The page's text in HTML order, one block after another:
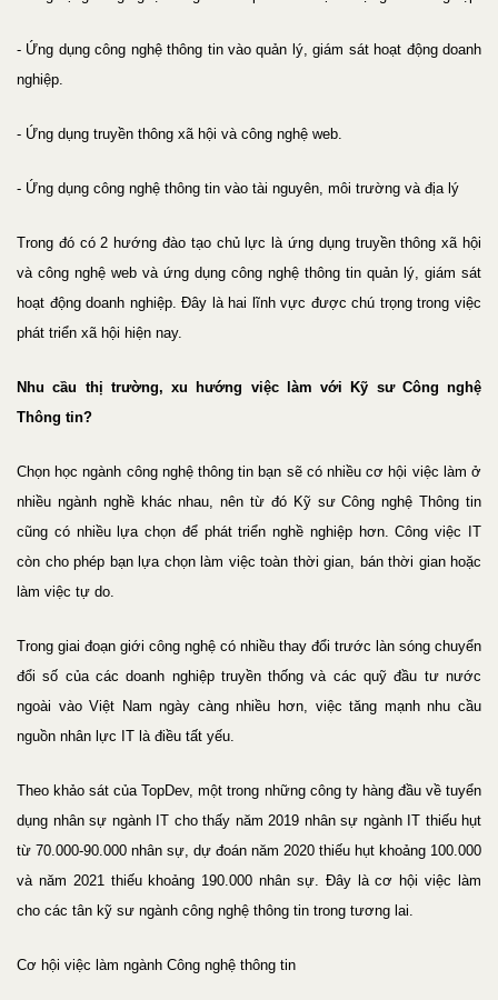
- Ứng dụng công nghệ thông tin vào quản lý, giám sát hoạt động doanh
nghiệp.
- Ứng dụng truyền thông xã hội và công nghệ web.
- Ứng dụng công nghệ thông tin vào tài nguyên, môi trường và địa lý
Trong đó có 2 hướng đào tạo chủ lực là ứng dụng truyền thông xã hội
và công nghệ web và ứng dụng công nghệ thông tin quản lý, giám sát
hoạt động doanh nghiệp. Đây là hai lĩnh vực được chú trọng trong việc
phát triển xã hội hiện nay.
Nhu cầu thị trường, xu hướng việc làm với Kỹ sư Công nghệ
Thông tin?
Chọn học ngành công nghệ thông tin bạn sẽ có nhiều cơ hội việc làm ở
nhiều ngành nghề khác nhau, nên từ đó Kỹ sư Công nghệ Thông tin
cũng có nhiều lựa chọn để phát triển nghề nghiệp hơn. Công việc IT
còn cho phép bạn lựa chọn làm việc toàn thời gian, bán thời gian hoặc
làm việc tự do.
Trong giai đoạn giới công nghệ có nhiều thay đổi trước làn sóng chuyển
đổi số của các doanh nghiệp truyền thống và các quỹ đầu tư nước
ngoài vào Việt Nam ngày càng nhiều hơn, việc tăng mạnh nhu cầu
nguồn nhân lực IT là điều tất yếu.
Theo khảo sát của TopDev, một trong những công ty hàng đầu về tuyển
dụng nhân sự ngành IT cho thấy năm 2019 nhân sự ngành IT thiếu hụt
từ 70.000-90.000 nhân sự, dự đoán năm 2020 thiếu hụt khoảng 100.000
và năm 2021 thiếu khoảng 190.000 nhân sự. Đây là cơ hội việc làm
cho các tân kỹ sư ngành công nghệ thông tin trong tương lai.
Cơ hội việc làm ngành Công nghệ thông tin